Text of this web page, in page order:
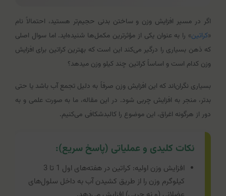
اگر در مسیر افزایش وزن و ساختن بدنی حجیم‌تر هستید، احتمالاً نام
«کراتین» را به عنوان یکی از مؤثرترین مکمل‌ها شنیده‌اید. اما سوال اصلی
که ذهن بسیاری را درگیر می‌کند این است که بهترین کراتین برای افزایش
وزن کدام است و اساساً کراتین چند کیلو وزن میدهد؟
بسیاری نگران‌اند که این افزایش وزن صرفاً به دلیل تجمع آب باشد یا حتی
بدتر، منجر به افزایش چربی شود. در این مقاله، ما به صورت علمی و به
دور از هرگونه اغراق، این موضوع را کالبدشکافی می‌کنیم.
نکات کلیدی و عملیاتی (پاسخ سریع):
افزایش وزن اولیه: کراتین در هفته‌های اول 1 تا 3
کیلوگرم وزن را از طریق کشیدن آب به داخل سلول‌های